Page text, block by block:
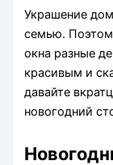
Украшение
семью.
окна разные
красивым и
давайте
новогодний